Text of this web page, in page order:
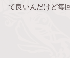
て良いんだけど毎